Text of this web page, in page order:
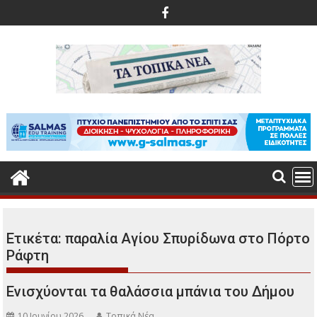
στο
περιεχόμενο
Ετικέτα:παραλία Αγίου Σπυρίδωνα στο Πόρτο
Ράφτη
Ενισχύονται τα θαλάσσια μπάνια του Δήμου